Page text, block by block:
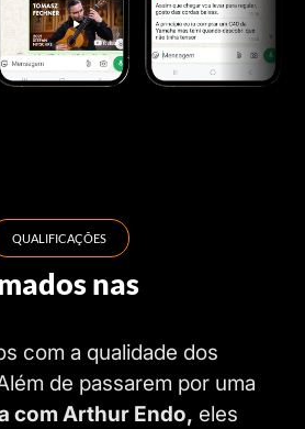
QUALIFICAÇÕES
nas
com a qualidade dos
de passarem por uma
com Arthur Endo, eles